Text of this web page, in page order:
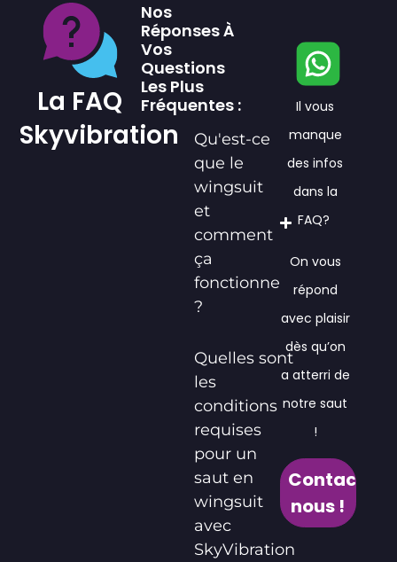
La FAQ
Skyvibration
Nos
Réponses À
Vos
Questions
Les Plus
Fréquentes :
Qu'est-ce
que le
wingsuit
et
comment
ça
fonctionne
?
Quelles sont
les
conditions
requises
pour un
saut en
wingsuit
avec
SkyVibration
Il vous
manque
des infos
dans la
FAQ?
On vous
répond
avec plaisir
dès qu’on
a atterri de
notre saut
!
Contactez
nous !